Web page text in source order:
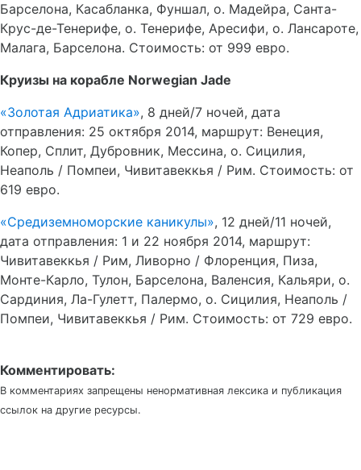
Барселона, Касабланка, Фуншал, о. Мадейра, Санта-
Крус-де-Тенерифе, о. Тенерифе, Аресифи, о. Лансароте,
Малага, Барселона. Стоимость: от 999 евро.
Круизы на корабле Norwegian Jade
«Золотая Адриатика», 8 дней/7 ночей, дата
отправления: 25 октября 2014, маршрут: Венеция,
Копер, Сплит, Дубровник, Мессина, о. Сицилия,
Неаполь / Помпеи, Чивитавеккья / Рим. Стоимость: от
619 евро.
«Средиземноморские каникулы», 12 дней/11 ночей,
дата отправления: 1 и 22 ноября 2014, маршрут:
Чивитавеккья / Рим, Ливорно / Флоренция, Пиза,
Монте-Карло, Тулон, Барселона, Валенсия, Кальяри, о.
Сардиния, Ла-Гулетт, Палермо, о. Сицилия, Неаполь /
Помпеи, Чивитавеккья / Рим. Стоимость: от 729 евро.
Комментировать:
В комментариях запрещены ненормативная лексика и публикация
ссылок на другие ресурсы.